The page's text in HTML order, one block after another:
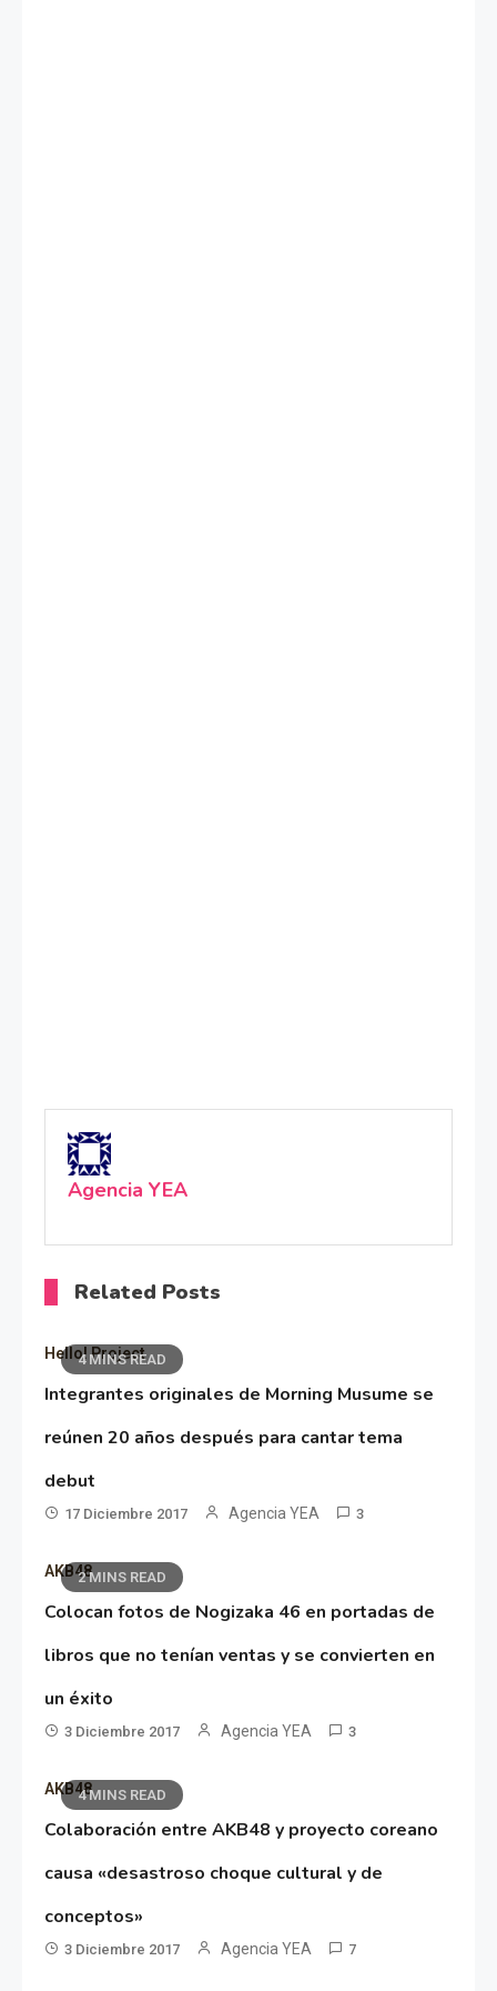
Agencia YEA
Related Posts
4 MINS READ
Hello! Project
Integrantes originales de Morning Musume se
reúnen 20 años después para cantar tema
debut
17 Diciembre 2017 Agencia YEA 3
2 MINS READ
AKB48
Colocan fotos de Nogizaka 46 en portadas de
libros que no tenían ventas y se convierten en
un éxito
3 Diciembre 2017 Agencia YEA 3
4 MINS READ
AKB48
Colaboración entre AKB48 y proyecto coreano
causa «desastroso choque cultural y de
conceptos»
3 Diciembre 2017 Agencia YEA 7